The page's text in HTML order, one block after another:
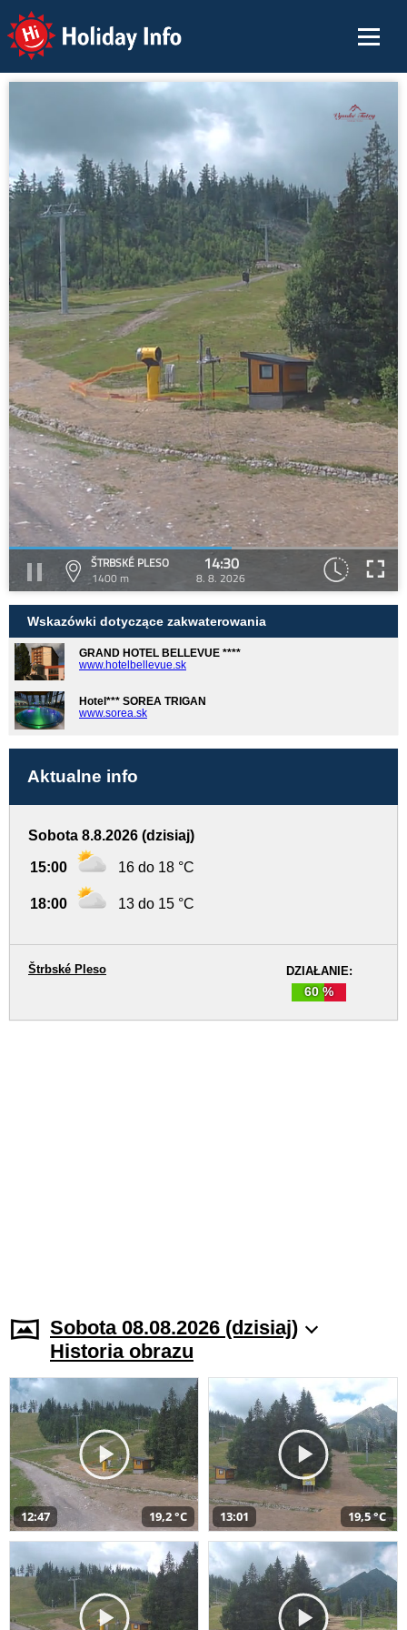
Holiday Info
ŠTRBSKÉ PLESO
1400 m
14:30
8. 8. 2026
Wskazówki dotyczące zakwaterowania
GRAND HOTEL BELLEVUE ****
www.hotelbellevue.sk
Hotel*** SOREA TRIGAN
www.sorea.sk
Aktualne info
Sobota 8.8.2026 (dzisiaj)
15:00 16 do 18 °C
18:00 13 do 15 °C
DZIAŁANIE:
60 %
Štrbské Pleso
Sobota 08.08.2026 (dzisiaj)
Historia obrazu
12:47 19,2 °C 13:01 19,5 °C